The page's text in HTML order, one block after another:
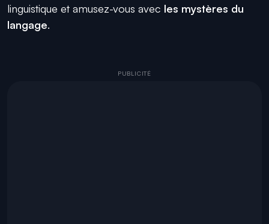
linguistique et amusez-vous avec les mystères du
langage.